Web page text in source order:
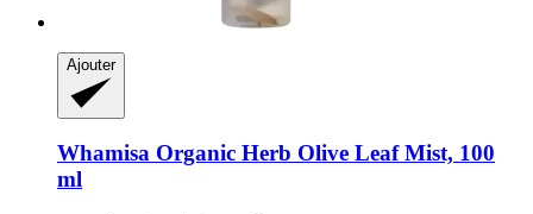
Ajouter
Whamisa Organic Herb Olive Leaf Mist, 100
ml